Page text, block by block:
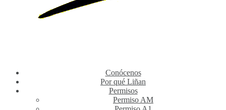
Conócenos
Por qué Liñan
Permisos
Permiso AM